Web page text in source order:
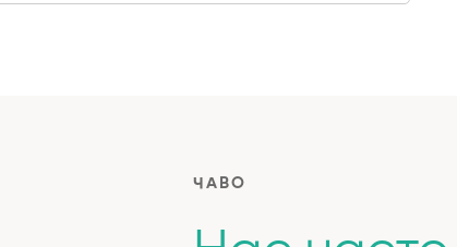
ЧАВО